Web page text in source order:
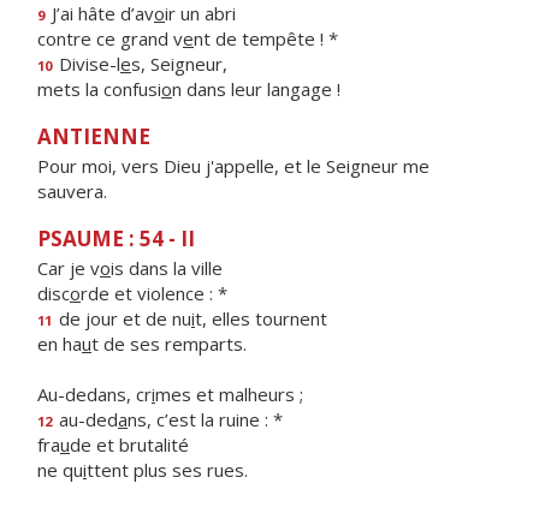
9 J’ai hâte d’avoir un abri
contre ce grand vent de tempête ! *
10 Divise-les, Seigneur,
mets la confusion dans leur langage !
ANTIENNE
Pour moi, vers Dieu j'appelle, et le Seigneur me
sauvera.
PSAUME : 54 - II
Car je vois dans la ville
discorde et violence : *
11 de jour et de nuit, elles tournent
en haut de ses remparts.
Au-dedans, crimes et malheurs ;
12 au-dedans, c’est la ruine : *
fraude et brutalité
ne quittent plus ses rues.